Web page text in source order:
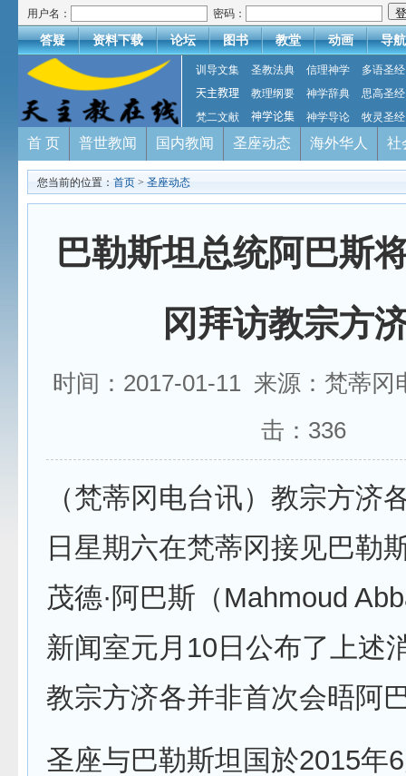
用户名： 密码：
答疑 资料下载 论坛 图书 教堂 动画 导航
训导文集 圣教法典 信理神学
多语圣经
天主教理
教理纲要 神学辞典
思高圣经
梵二文献
神学论集 神学导论 牧灵圣经
首 页 普世教闻 国内教闻 圣座动态 海外华人 社
您当前的位置： 首页 > 圣座动态
巴勒斯坦总统阿巴斯
冈拜访教宗方
时间：2017-01-11 来源：梵蒂
击： 336
（梵蒂冈电台讯）教宗方济
日星期六在梵蒂冈接见巴勒
茂德·阿巴斯（Mahmoud
新闻室元月10日公布了上述
教宗方济各并非首次会晤阿
圣座与巴勒斯坦国於2015年